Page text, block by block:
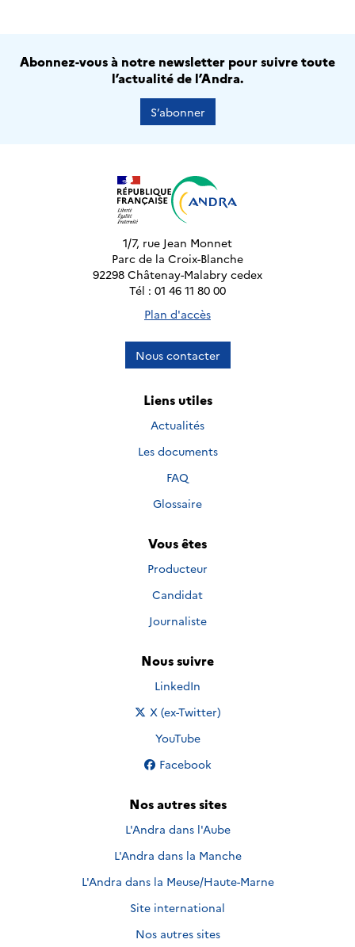
Abonnez-vous à notre newsletter pour suivre toute
l’actualité de l’Andra.
S’abonner
1/7, rue Jean Monnet
Parc de la Croix-Blanche
92298 Châtenay-Malabry cedex
Tél : 01 46 11 80 00
Plan d'accès
Nous contacter
Liens utiles
Actualités
Les documents
FAQ
Glossaire
Vous êtes
Producteur
Candidat
Journaliste
Nous suivre
Nous suivre sur
LinkedIn
Nous suivre sur
X (ex-Twitter)
Nous suivre sur
YouTube
Nous suivre sur
Facebook
Nos autres sites
L'Andra dans l'Aube
L'Andra dans la Manche
L'Andra dans la Meuse/Haute-Marne
Site international
Nos autres sites